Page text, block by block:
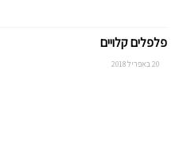
פלפלים קלויים
20 באפריל 2018